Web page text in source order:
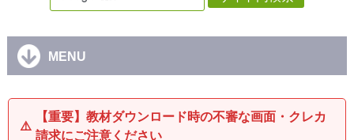
MENU
⚠️
【重要】教材ダウンロード時の不審な画面・クレカ
請求にご注意ください